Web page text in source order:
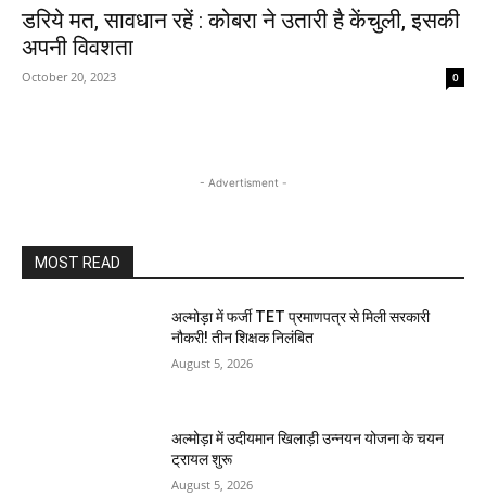
डरिये मत, सावधान रहें : कोबरा ने उतारी है केंचुली, इसकी
अपनी विवशता
October 20, 2023 0
- Advertisment -
MOST READ
अल्मोड़ा में फर्जी TET प्रमाणपत्र से मिली सरकारी
नौकरी! तीन शिक्षक निलंबित
August 5, 2026
अल्मोड़ा में उदीयमान खिलाड़ी उन्नयन योजना के चयन
ट्रायल शुरू
August 5, 2026